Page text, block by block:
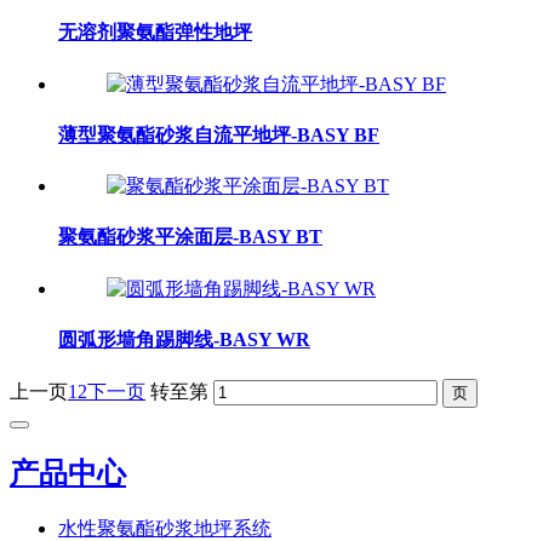
无溶剂聚氨酯弹性地坪
薄型聚氨酯砂浆自流平地坪-BASY BF
聚氨酯砂浆平涂面层-BASY BT
圆弧形墙角踢脚线-BASY WR
上一页1 2下一页 转至第
产品中心
水性聚氨酯砂浆地坪系统